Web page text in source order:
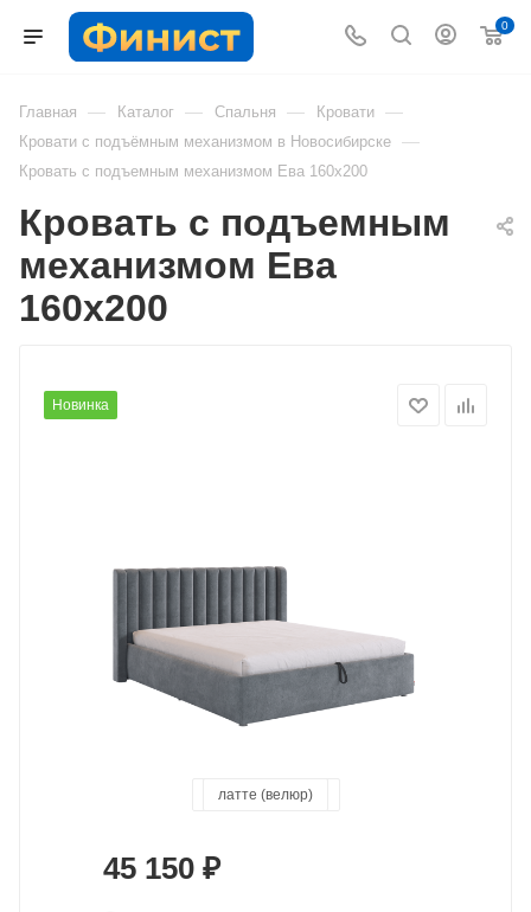
0
Главная — Каталог — Спальня — Кровати —
Кровати с подъёмным механизмом в Новосибирске —
Кровать с подъемным механизмом Ева 160х200
Кровать с подъемным
механизмом Ева
160х200
Новинка
галька (велюр)
графит (велюр)
капучино (велюр)
крем (велюр)
латте (велюр)
45 150 ₽